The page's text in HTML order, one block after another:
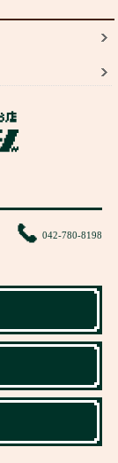
042-780-8198